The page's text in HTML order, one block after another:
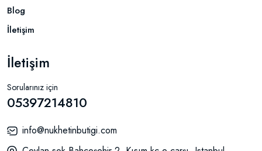
Blog
İletişim
İletişim
Sorularınız için
05397214810
info@nukhetinbutigi.com